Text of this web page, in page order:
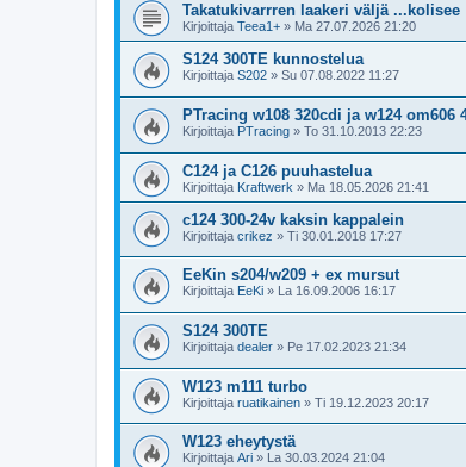
Takatukivarrren laakeri väljä ...kolisee
Kirjoittaja Teea1+ » Ma 27.07.2026 21:20
S124 300TE kunnostelua
Kirjoittaja S202 » Su 07.08.2022 11:27
PTracing w108 320cdi ja w124 om606
Kirjoittaja PTracing » To 31.10.2013 22:23
C124 ja C126 puuhastelua
Kirjoittaja Kraftwerk » Ma 18.05.2026 21:41
c124 300-24v kaksin kappalein
Kirjoittaja crikez » Ti 30.01.2018 17:27
EeKin s204/w209 + ex mursut
Kirjoittaja EeKi » La 16.09.2006 16:17
S124 300TE
Kirjoittaja dealer » Pe 17.02.2023 21:34
W123 m111 turbo
Kirjoittaja ruatikainen » Ti 19.12.2023 20:17
W123 eheytystä
Kirjoittaja Ari » La 30.03.2024 21:04